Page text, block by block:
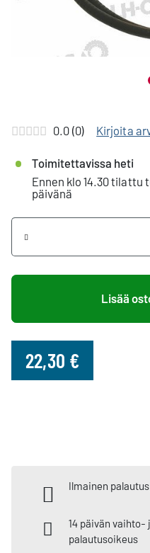
0.0 (0) Kirjoita
Toimitettavissa heti
Ennen klo 14.30
päivänä
+
Lisää
22,30 €
Ilmainen
14 päivän vaihto-
palautusoikeus